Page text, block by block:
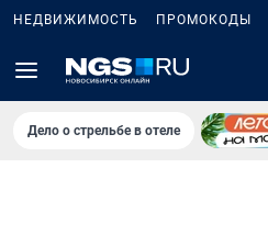
НЕДВИЖИМОСТЬ ПРОМОКОДЫ
Дело о стрельбе в отеле